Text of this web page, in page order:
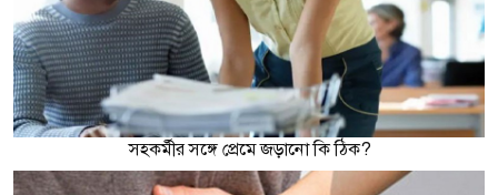
সহকর্মীর সঙ্গে প্রেমে জড়ানো কি ঠিক?